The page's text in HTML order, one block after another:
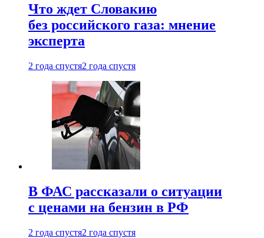
Что ждет Словакию
без российского газа: мнение
эксперта
2 года спустя2 года спустя
В ФАС рассказали о ситуации
с ценами на бензин в РФ
2 года спустя2 года спустя